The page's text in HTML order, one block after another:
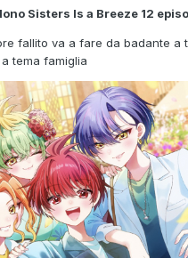
Sisters Is a Breeze 12
fallito va a fare da badante a
tema famiglia